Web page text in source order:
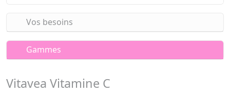
Vos besoins
Gammes
Vitavea Vitamine C